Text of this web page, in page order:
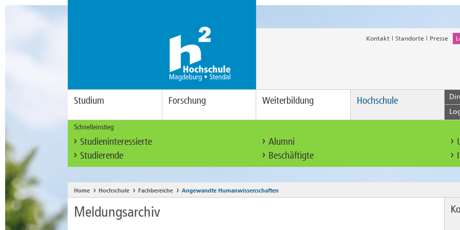
Kontakt Standorte Presse
Studium Forschung Weiterbildung Hochschule
Schnelleinstieg
Studieninteressierte Alumni
Studierende
Beschäftigte
Home Hochschule Fachbereiche Angewandte Humanwissenschaften
Meldungsarchiv